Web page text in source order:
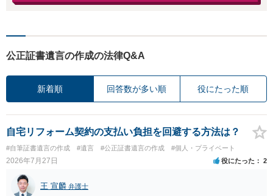
公正証書遺言の作成の法律Q&A
新着順 回答数が多い順 役にたった順
自宅リフォーム契約の支払い負担を回避する方法は？
#自筆証書遺言の作成 #遺言 #公正証書遺言の作成 #個人・プライベート
2026年7月27日 役にたった 2
王 宣麟 弁護士